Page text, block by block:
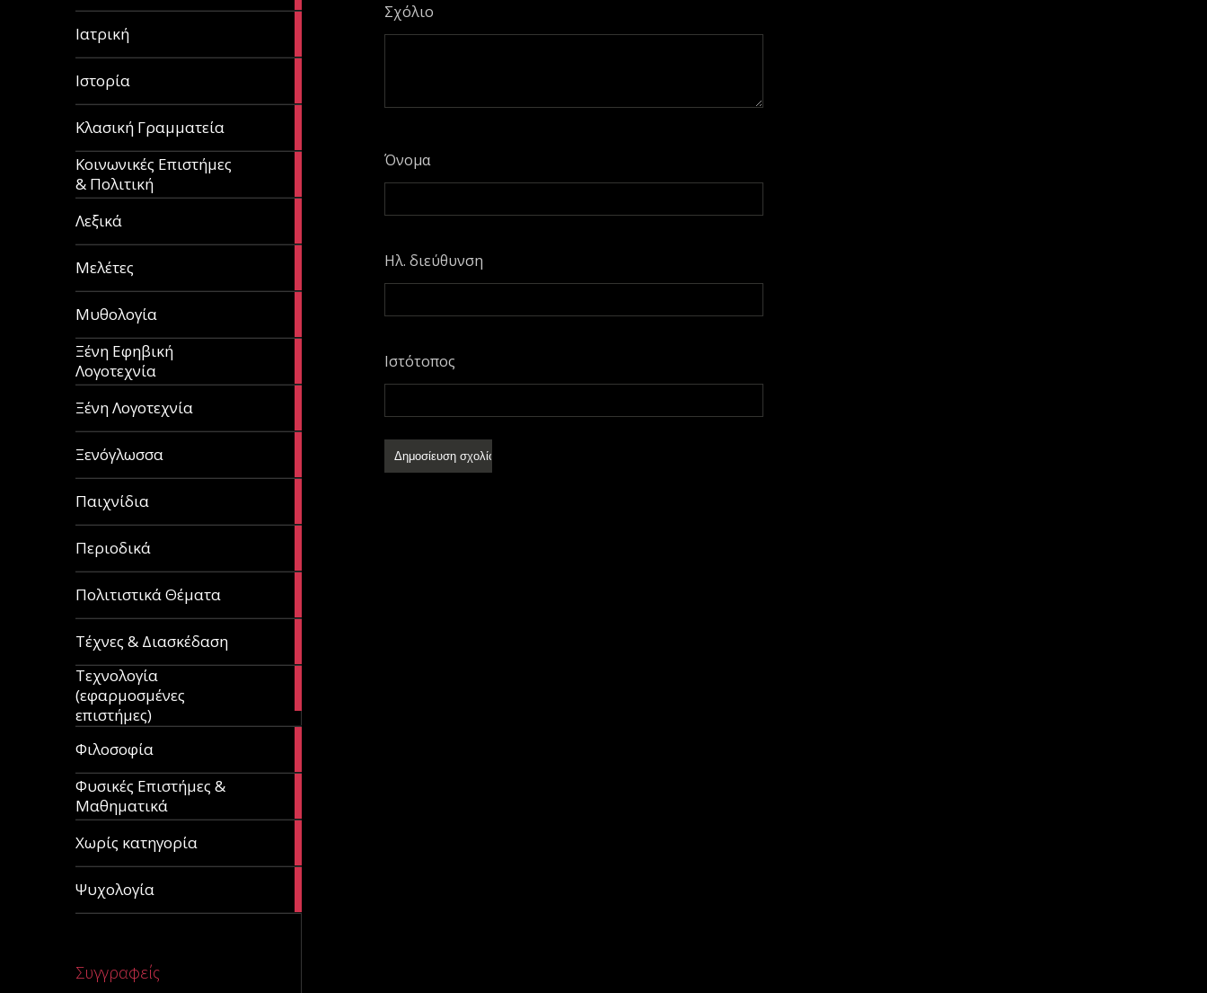
Ιατρική
Ιστορία
Κλασική Γραμματεία
Κοινωνικές Επιστήμες
& Πολιτική
Λεξικά
Μελέτες
Μυθολογία
Ξένη Εφηβική
Λογοτεχνία
Ξένη Λογοτεχνία
Ξενόγλωσσα
Παιχνίδια
Περιοδικά
Πολιτιστικά Θέματα
Τέχνες & Διασκέδαση
Τεχνολογία
(εφαρμοσμένες
επιστήμες)
Φιλοσοφία
Φυσικές Επιστήμες &
Μαθηματικά
Χωρίς κατηγορία
Ψυχολογία
Συγγραφείς
Σχόλιο
Όνομα
Ηλ. διεύθυνση
Ιστότοπος